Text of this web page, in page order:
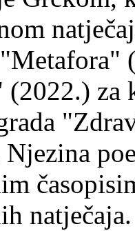
(2022.) za
Njezina